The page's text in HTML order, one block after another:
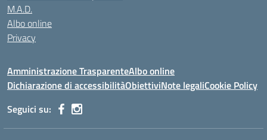
M.A.D.
Albo online
Privacy
Amministrazione TrasparenteAlbo online
Dichiarazione di accessibilitàObiettiviNote legaliCookie Policy
Seguici su: